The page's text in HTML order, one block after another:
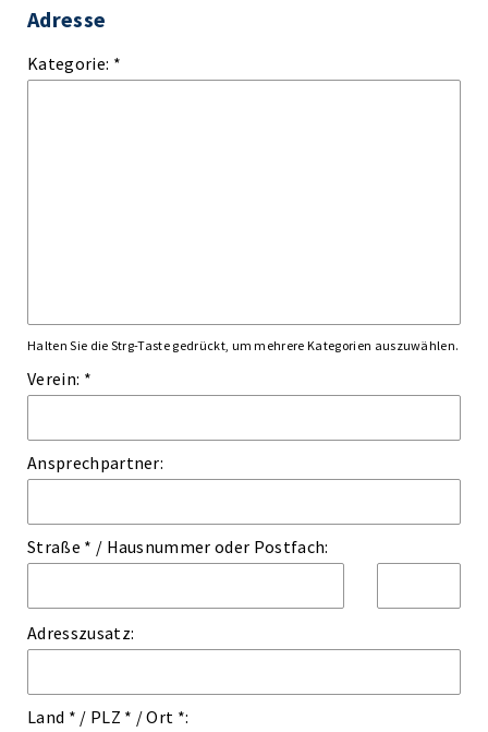
Adresse
Kategorie: *
Halten Sie die Strg-Taste gedrückt, um mehrere Kategorien auszuwählen.
Verein: *
Ansprechpartner:
Straße * / Hausnummer oder Postfach:
Adresszusatz:
Land * / PLZ * /Ort *: